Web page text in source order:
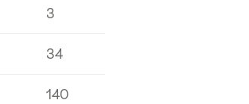
3
34
140